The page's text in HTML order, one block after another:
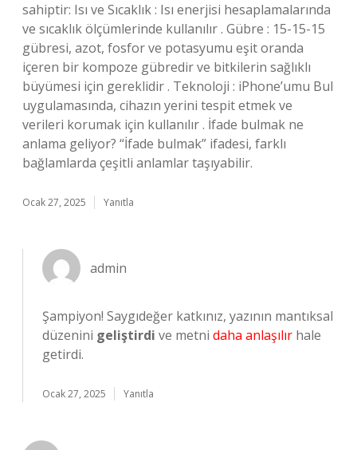
sahiptir: Isı ve Sıcaklık : Isı enerjisi hesaplamalarında
ve sıcaklık ölçümlerinde kullanılır . Gübre : 15-15-15
gübresi, azot, fosfor ve potasyumu eşit oranda
içeren bir kompoze gübredir ve bitkilerin sağlıklı
büyümesi için gereklidir . Teknoloji : iPhone’umu Bul
uygulamasında, cihazın yerini tespit etmek ve
verileri korumak için kullanılır . İfade bulmak ne
anlama geliyor? “İfade bulmak” ifadesi, farklı
bağlamlarda çeşitli anlamlar taşıyabilir.
Ocak 27, 2025 Yanıtla
admin
Şampiyon! Saygıdeğer katkınız, yazının mantıksal
düzenini geliştirdi ve metni daha anlaşılır hale
getirdi.
Ocak 27, 2025 Yanıtla